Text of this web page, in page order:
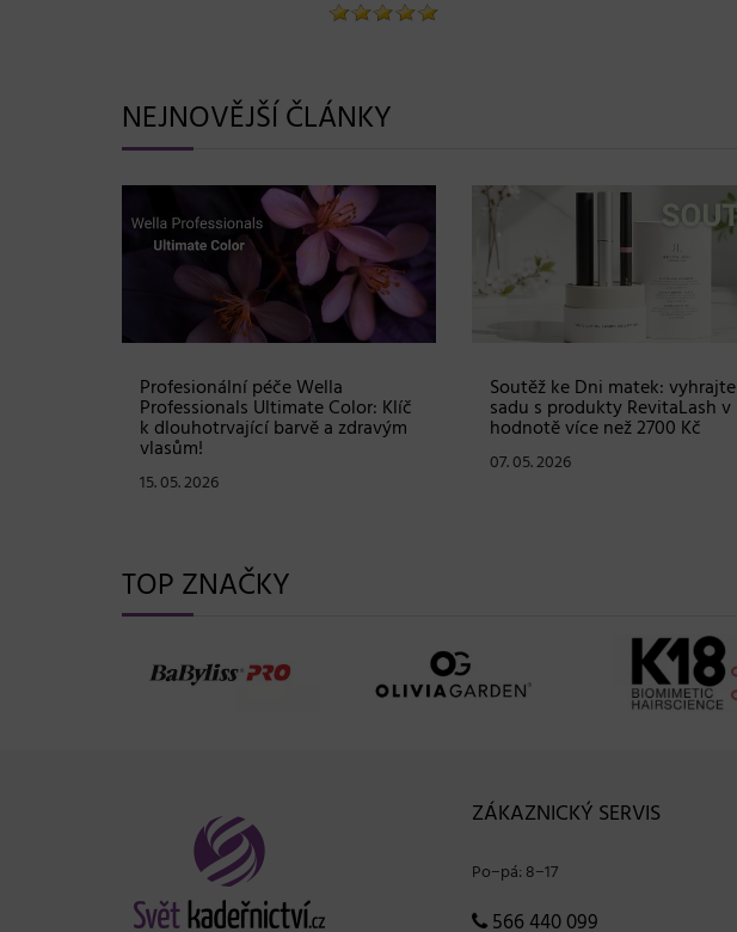
NEJNOVĚJŠÍ ČLÁNKY
Profesionální péče Wella
Professionals Ultimate Color: Klíč
k dlouhotrvající barvě a zdravým
vlasům!
15. 05. 2026
Soutěž ke Dni matek: vyhrajte
sadu s produkty RevitaLash v
hodnotě více než 2700 Kč
07. 05. 2026
TOP ZNAČKY
ZÁKAZNICKÝ SERVIS
Po−pá: 8−17